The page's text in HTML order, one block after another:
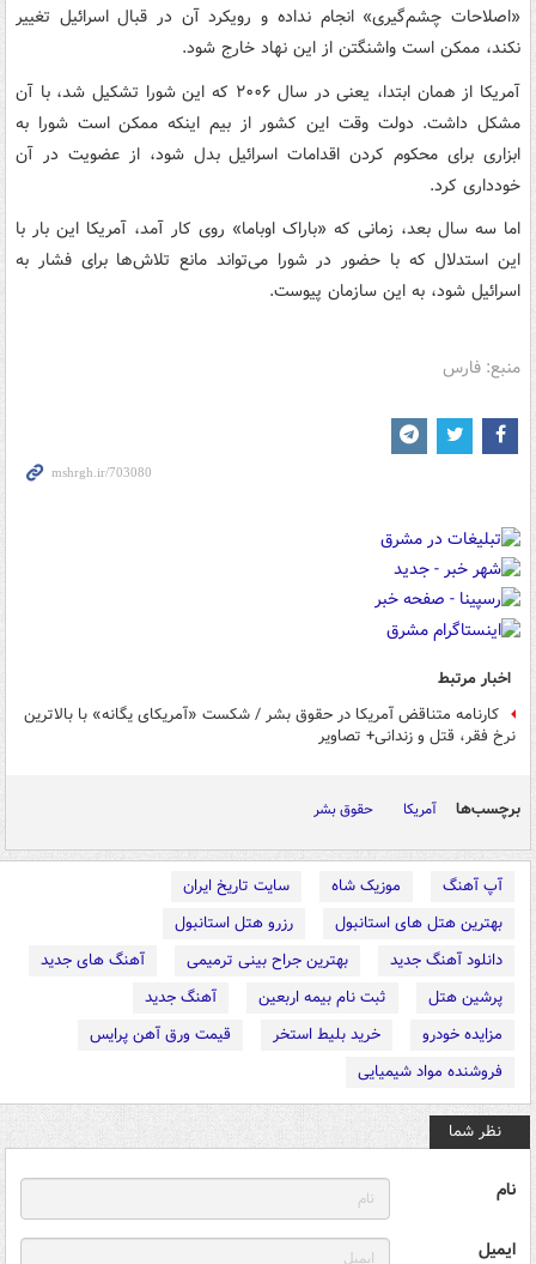
«اصلاحات چشم‌گیری» انجام نداده و رویکرد آن در قبال اسرائیل تغییر
نکند، ممکن است واشنگتن از این نهاد خارج شود.
آمریکا از همان ابتدا، یعنی در سال ۲۰۰۶ که این شورا تشکیل شد، با آن
مشکل داشت. دولت وقت این کشور از بیم اینکه ممکن است شورا به
ابزاری برای محکوم کردن اقدامات اسرائیل بدل شود، از عضویت در آن
خودداری کرد.
اما سه سال بعد، زمانی که «باراک اوباما» روی کار آمد، آمریکا این بار با
این استدلال که با حضور در شورا می‌تواند مانع تلاش‌ها برای فشار به
اسرائیل شود، به این سازمان پیوست.
منبع: فارس
اخبار مرتبط
کارنامه متناقض آمریکا در حقوق بشر / شکست «آمریکای یگانه» با بالاترین
نرخ فقر، قتل و زندانی+ تصاویر
برچسب‌ها آمریکا حقوق بشر
آپ آهنگ موزیک شاه
سایت تاریخ ایران
بهترین هتل های استانبول
رزرو هتل استانبول
دانلود آهنگ جدید
بهترین جراح بینی ترمیمی
آهنگ های جدید
پرشین هتل
ثبت نام بیمه اربعین
آهنگ جدید
مزایده خودرو
خرید بلیط استخر
قیمت ورق آهن پرایس
فروشنده مواد شیمیایی
نظر شما
نام
ایمیل